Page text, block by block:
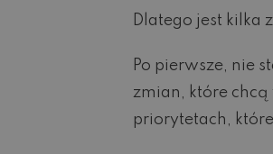
Dlatego jest kilka
Po pierwsze, nie
zmian, które
priorytetach,